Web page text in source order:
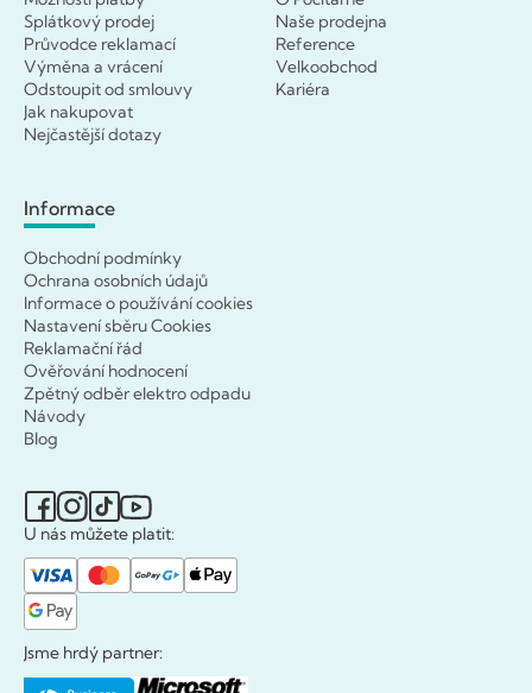
Splátkový prodej
Průvodce reklamací
Výměna a vrácení
Odstoupit od smlouvy
Jak nakupovat
Nejčastější dotazy
Naše prodejna
Reference
Velkoobchod
Kariéra
Informace
Obchodní podmínky
Ochrana osobních údajů
Informace o používání cookies
Nastavení sběru Cookies
Reklamační řád
Ověřování hodnocení
Zpětný odběr elektro odpadu
Návody
Blog
U nás můžete platit:
Jsme hrdý partner: